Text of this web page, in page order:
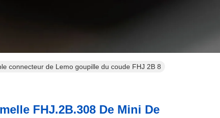
connecteur de Lemo goupille du coude FHJ 2B 8
FHJ.2B.308 De Mini De